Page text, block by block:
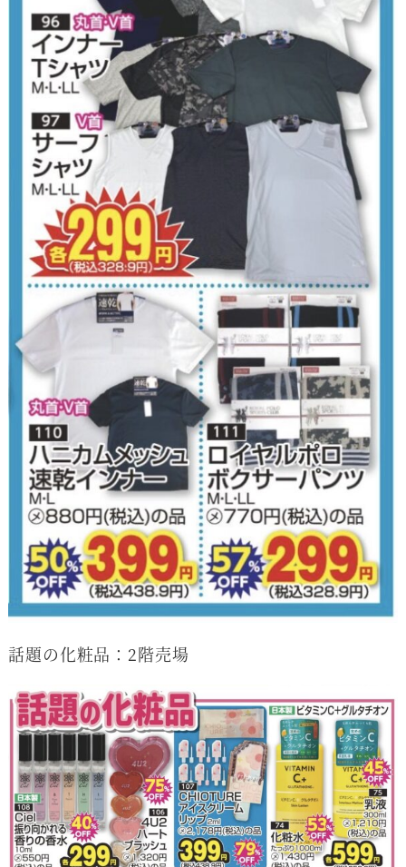
話題の化粧品：2階売場